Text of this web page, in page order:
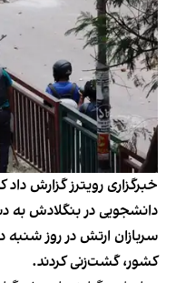
خبرگزاری رویترز گزارش
سربازان ارتش در روز شنبه
کشور، گشت‌زنی کردند.